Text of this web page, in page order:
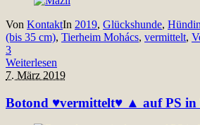
Von KontaktIn 2019, Glückshunde, Hündin
(bis 35 cm), Tierheim Mohács, vermittelt,
3
Weiterlesen
7. März 2019
Botond ♥vermittelt♥ ▲ auf PS in